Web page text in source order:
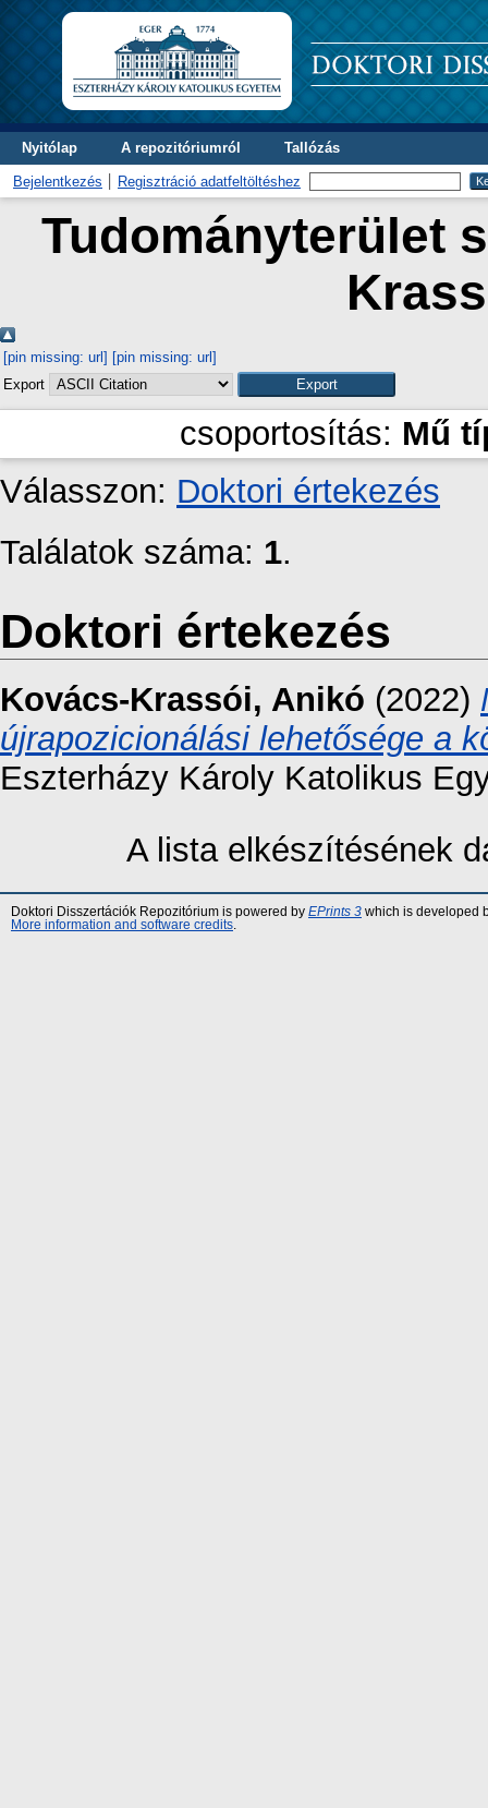
Nyitólap A repozitóriumról Tallózás
Bejelentkezés Regisztráció adatfeltöltéshez
Tudományterület
[pin missing: url] [pin missing: url]
Export
csoportosítás: Mű
Válasszon: Doktori értekezés
Találatok száma: 1.
Doktori értekezés
Kovács-Krassói, Anikó (2022)
újrapozicionálási lehetősége a
Eszterházy Károly Katolikus
A lista elkészítésének
Doktori Disszertációk Repozitórium is powered by EPrints 3 which is developed
More information and software credits